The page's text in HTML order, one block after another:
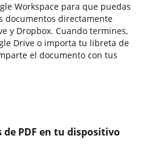
Workspace para que puedas
documentos directamente
y Dropbox. Cuando termines,
Drive o importa tu libreta de
el documento con tus
PDF en tu dispositivo